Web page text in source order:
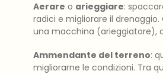
Aerare o arieggiare:
radici e migliorare il
una macchina (arieggiatore),
Ammendante del terreno:
migliorarne le condizioni. Tra